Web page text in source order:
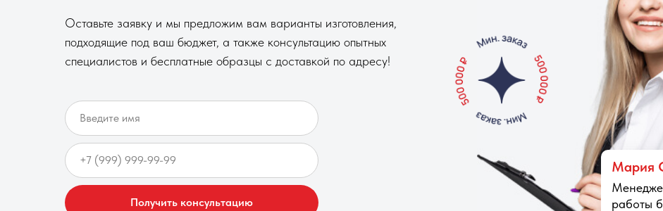
Оставьте заявку и мы предложим вам варианты изготовления,
подходящие под ваш бюджет, а также консультацию опытных
специалистов и бесплатные образцы с доставкой по адресу!
работы
Мария
Получить консультацию